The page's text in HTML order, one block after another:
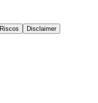
Riscos Disclaimer